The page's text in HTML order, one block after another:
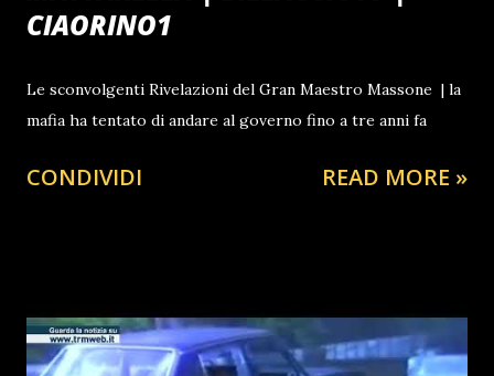
CIAORINO1
Le sconvolgenti Rivelazioni del Gran Maestro Massone | la
mafia ha tentato di andare al governo fino a tre anni fa
CONDIVIDI READ MORE »